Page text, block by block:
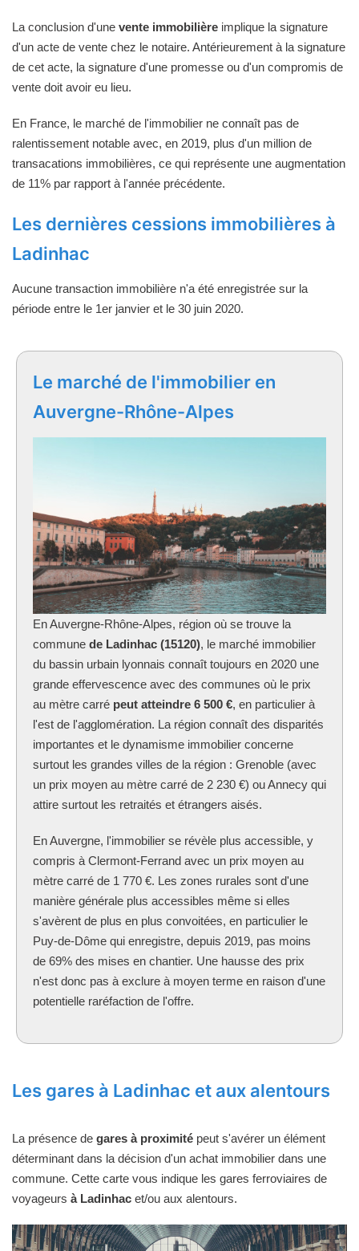
La conclusion d'une vente immobilière implique la signature
d'un acte de vente chez le notaire. Antérieurement à la signature
de cet acte, la signature d'une promesse ou d'un compromis de
vente doit avoir eu lieu.
En France, le marché de l'immobilier ne connaît pas de
ralentissement notable avec, en 2019, plus d'un million de
transacations immobilières, ce qui représente une augmentation
de 11% par rapport à l'année précédente.
Les dernières cessions immobilières à
Ladinhac
Aucune transaction immobilière n'a été enregistrée sur la
période entre le 1er janvier et le 30 juin 2020.
Le marché de l'immobilier en
Auvergne-Rhône-Alpes
En Auvergne-Rhône-Alpes, région où se trouve la
commune de Ladinhac (15120), le marché immobilier
du bassin urbain lyonnais connaît toujours en 2020 une
grande effervescence avec des communes où le prix
au mètre carré peut atteindre 6 500 €, en particulier à
l'est de l'agglomération. La région connaît des disparités
importantes et le dynamisme immobilier concerne
surtout les grandes villes de la région : Grenoble (avec
un prix moyen au mètre carré de 2 230 €) ou Annecy qui
attire surtout les retraités et étrangers aisés.
En Auvergne, l'immobilier se révèle plus accessible, y
compris à Clermont-Ferrand avec un prix moyen au
mètre carré de 1 770 €. Les zones rurales sont d'une
manière générale plus accessibles même si elles
s'avèrent de plus en plus convoitées, en particulier le
Puy-de-Dôme qui enregistre, depuis 2019, pas moins
de 69% des mises en chantier. Une hausse des prix
n'est donc pas à exclure à moyen terme en raison d'une
potentielle raréfaction de l'offre.
Les gares à Ladinhac et aux alentours
La présence de gares à proximité peut s'avérer un élément
déterminant dans la décision d'un achat immobilier dans une
commune. Cette carte vous indique les gares ferroviaires de
voyageurs à Ladinhac et/ou aux alentours.